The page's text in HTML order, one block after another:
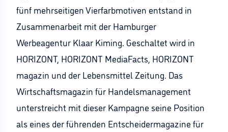
fünf mehrseitigen Vierfarbmotiven entstand in
Zusammenarbeit mit der Hamburger
Werbeagentur Klaar Kiming. Geschaltet wird in
HORIZONT, HORIZONT MediaFacts, HORIZONT
magazin und der Lebensmittel Zeitung. Das
Wirtschaftsmagazin für Handelsmanagement
unterstreicht mit dieser Kampagne seine Position
als eines der führenden Entscheidermagazine für